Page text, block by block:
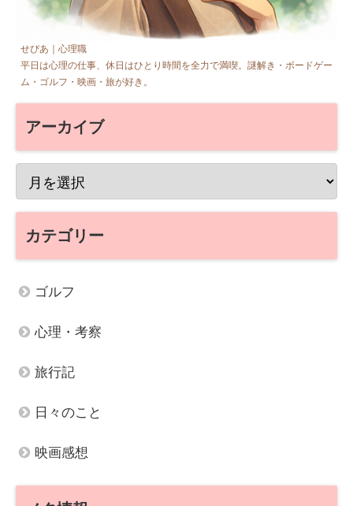
せぴあ｜心理職
平日は心理の仕事、休日はひとり時間を全力で満喫。謎解き・ボードゲー
ム・ゴルフ・映画・旅が好き。
アーカイブ
カテゴリー
ゴルフ
心理・考察
旅行記
日々のこと
映画感想